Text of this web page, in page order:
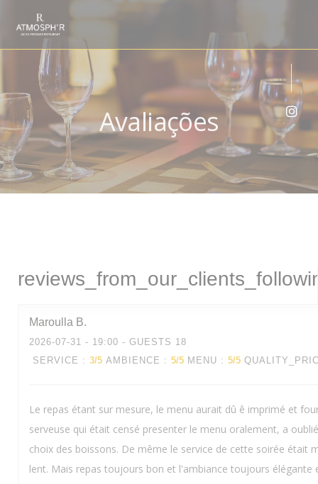
Avaliações
Maroulla B
2026-07-31 - 19:00 - GUESTS 18
SERVICE : 3/5 AMBIENCE : 5/5 MENU : 5/5
Le repas étant sur mesure, le menu aurait dû ê imprimé et
serveuse qui était censé presenter le menu oralement, a
choix des boissons. De même le service de cette soirée était
lent. Mais repas toujours bon et l'ambiance toujours élégante